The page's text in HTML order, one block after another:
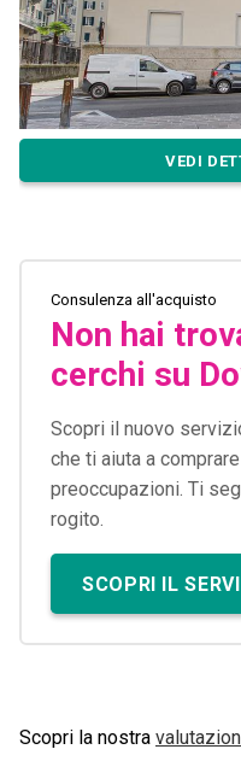
VEDI
Consulenza all'acquisto
Non hai
cerchi su
Scopri il nuovo
che ti aiuta a
preoccupazioni. Ti
rogito.
SCOPRI IL
Scopri la nostra